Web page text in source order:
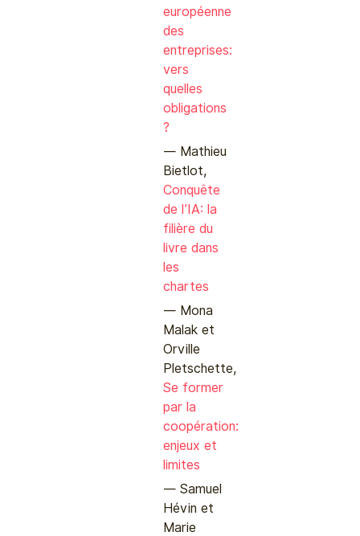
européenne
des
entreprises:
vers
quelles
obligations
?
Mathieu
Bietlot,
Conquête
de l’IA: la
filière du
livre dans
les
chartes
Mona
Malak et
Orville
Pletschette,
Se former
par la
coopération:
enjeux et
limites
Samuel
Hévin et
Marie